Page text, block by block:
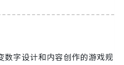
数字设计和内容创作的游戏规